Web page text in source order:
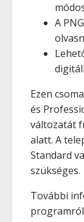
A
Ezen
és
változatát
alatt. A
Standard
szükséges.
További